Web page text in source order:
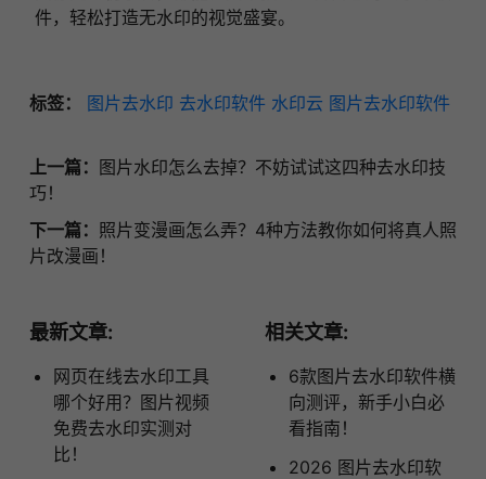
件，轻松打造无水印的视觉盛宴。
标签： 图片去水印 去水印软件 水印云 图片去水印软件
上一篇： 图片水印怎么去掉？不妨试试这四种去水印技
巧！
下一篇： 照片变漫画怎么弄？4种方法教你如何将真人照
片改漫画！
最新文章:
网页在线去水印工具
哪个好用？图片视频
免费去水印实测对
比！
相关文章:
6款图片去水印软件横
向测评，新手小白必
看指南！
2026 图片去水印软